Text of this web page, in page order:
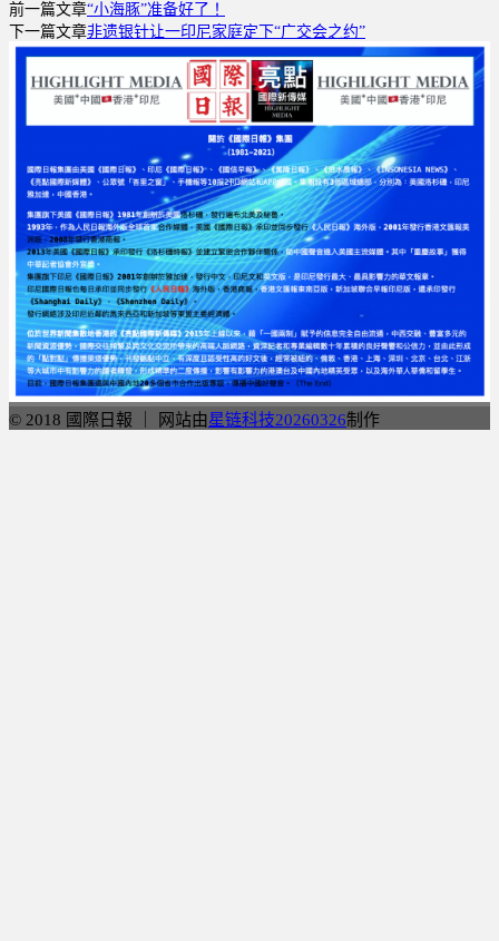
分
享
前一篇文章“小海豚”准备好了！
下一篇文章非遗银针让一印尼家庭定下“广交会之约”
© 2018 國際日報 ｜ 网站由星链科技20260326制作